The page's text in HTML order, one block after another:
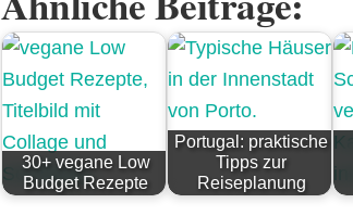
30+ vegane Low
Budget Rezepte
Portugal: praktische
Tipps zur
Reiseplanung